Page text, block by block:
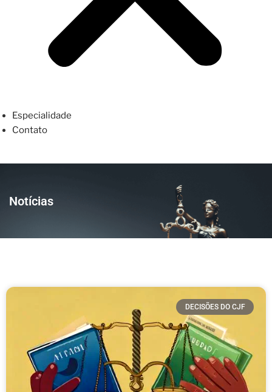
Especialidade
Contato
Notícias
DECISÕES DO CJF